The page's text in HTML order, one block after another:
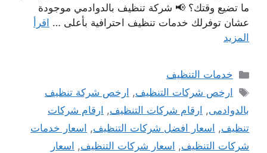
ما تضيع وقتك؟ 📢 شركة تنظيف بالدوادمي موجودة
عشان توفرلك خدمات تنظيف احترافية بأعلى … اقرأ
المزيد
التصنيفات
خدمات التنظيف
الوسوم
ارخص شركات التنظيف, ارخص شركة تنظيف
بالدوادمى, ارقام شركات التنظيف, ارقام شركات
تنظيف, اسعار افضل شركات التنظيف, اسعار خدمات
شركات التنظيف, اسعار شركات التنظيف, اسعار